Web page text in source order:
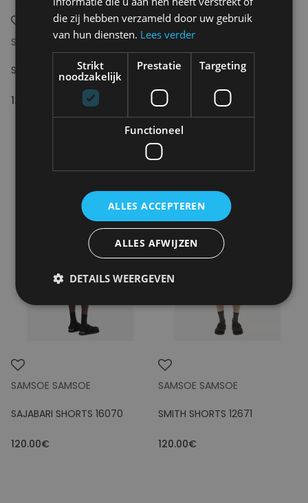
SAMSOE SAMSOE
SAJABARI SHORTS 16064
120.00€
SAMSOE SAMSOE
SAJABARI X TROUSERS 16064
140.00€
SAMSOE SAMSOE
SAJABARI SHORTS 16070
120.00€
SAMSOE SAMSOE
SMITH SHORTS 12671
120.00€
die zij hebben verzameld door uw gebruik
van hun diensten. Lees verder
Strikt
noodzakelijk
Prestatie Targeting
Functioneel
ALLES ACCEPTEREN
ALLES AFWIJZEN
DETAILS WEERGEVEN